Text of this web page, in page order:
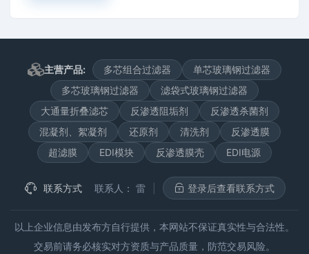
主营产品: 多芯组合过滤器
单芯玻璃钢过滤器
多芯玻璃钢过滤器
滤袋式玻璃钢过滤器
大通量折叠滤芯
反渗透阻垢剂
反渗透杀菌剂
混凝剂、絮凝剂
还原剂 清洗剂
反渗透膜
超滤膜
EDI模块 反渗透膜壳 EDI电源
联系方式 联系人： 雷 登录后查看联系方式
以上企业信息由发布方自行提供，本网站不保证真实性与合法性。
交易前请务必核实对方资质与产品质量，防范交易风险。